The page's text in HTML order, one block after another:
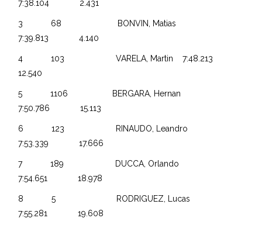
7:38.104 2.431
3 68 BONVIN, Matias
7:39.813 4.140
4 103 VARELA, Martin 7:48.213
12.540
5 1106 BERGARA, Hernan
7:50.786 15.113
6 123 RINAUDO, Leandro
7:53.339 17.666
7 189 DUCCA, Orlando
7:54.651 18.978
8 5 RODRIGUEZ, Lucas
7:55.281 19.608